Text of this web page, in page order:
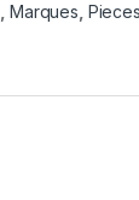
Marques Pieces